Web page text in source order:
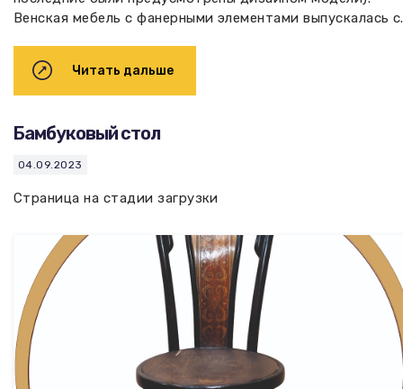
Венская мебель с фанерными элементами выпускалась
Читать дальше
Бамбуковый стол
04.09.2023
Страница на стадии загрузки